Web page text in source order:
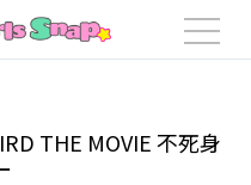
真 3/4】『LUPIN THE IIIRD THE
THE MOVIE 不死身